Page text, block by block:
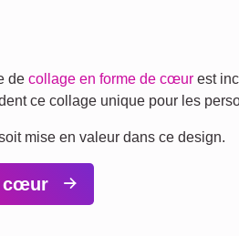
de collage en forme de cœur est
ce collage unique pour les
mise en valeur dans ce design.
cœur